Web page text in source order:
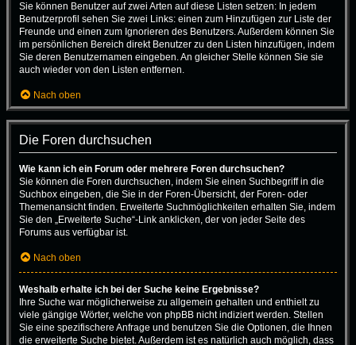
Sie können Benutzer auf zwei Arten auf diese Listen setzen: In jedem
Benutzerprofil sehen Sie zwei Links: einen zum Hinzufügen zur Liste der
Freunde und einen zum Ignorieren des Benutzers. Außerdem können Sie
im persönlichen Bereich direkt Benutzer zu den Listen hinzufügen, indem
Sie deren Benutzernamen eingeben. An gleicher Stelle können Sie sie
auch wieder von den Listen entfernen.
Nach oben
Die Foren durchsuchen
Wie kann ich ein Forum oder mehrere Foren durchsuchen?
Sie können die Foren durchsuchen, indem Sie einen Suchbegriff in die
Suchbox eingeben, die Sie in der Foren-Übersicht, der Foren- oder
Themenansicht finden. Erweiterte Suchmöglichkeiten erhalten Sie, indem
Sie den „Erweiterte Suche“-Link anklicken, der von jeder Seite des
Forums aus verfügbar ist.
Nach oben
Weshalb erhalte ich bei der Suche keine Ergebnisse?
Ihre Suche war möglicherweise zu allgemein gehalten und enthielt zu
viele gängige Wörter, welche von phpBB nicht indiziert werden. Stellen
Sie eine spezifischere Anfrage und benutzen Sie die Optionen, die Ihnen
die erweiterte Suche bietet. Außerdem ist es natürlich auch möglich, dass